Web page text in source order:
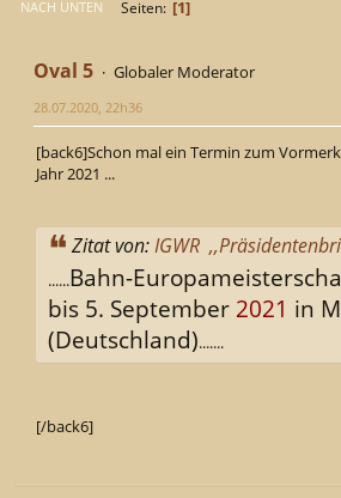
NACH UNTEN Seiten 1
Oval 5 Globaler Moderator
28.07.2020, 22h36
[back6]Schon mal ein Termin zum
Jahr 2021 ...
Zitat von:IGWR
......Bahn-
bis 5. September 2021 in
(Deutschland).......
[/back6]